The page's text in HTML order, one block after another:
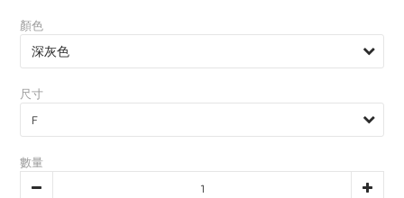
顏色
尺寸
數量